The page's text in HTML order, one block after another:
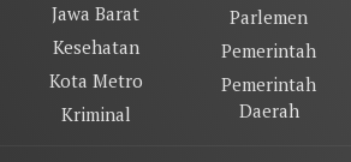
Jawa Barat
Kesehatan
Kota Metro
Kriminal
Parlemen
Pemerintah
Pemerintah
Daerah